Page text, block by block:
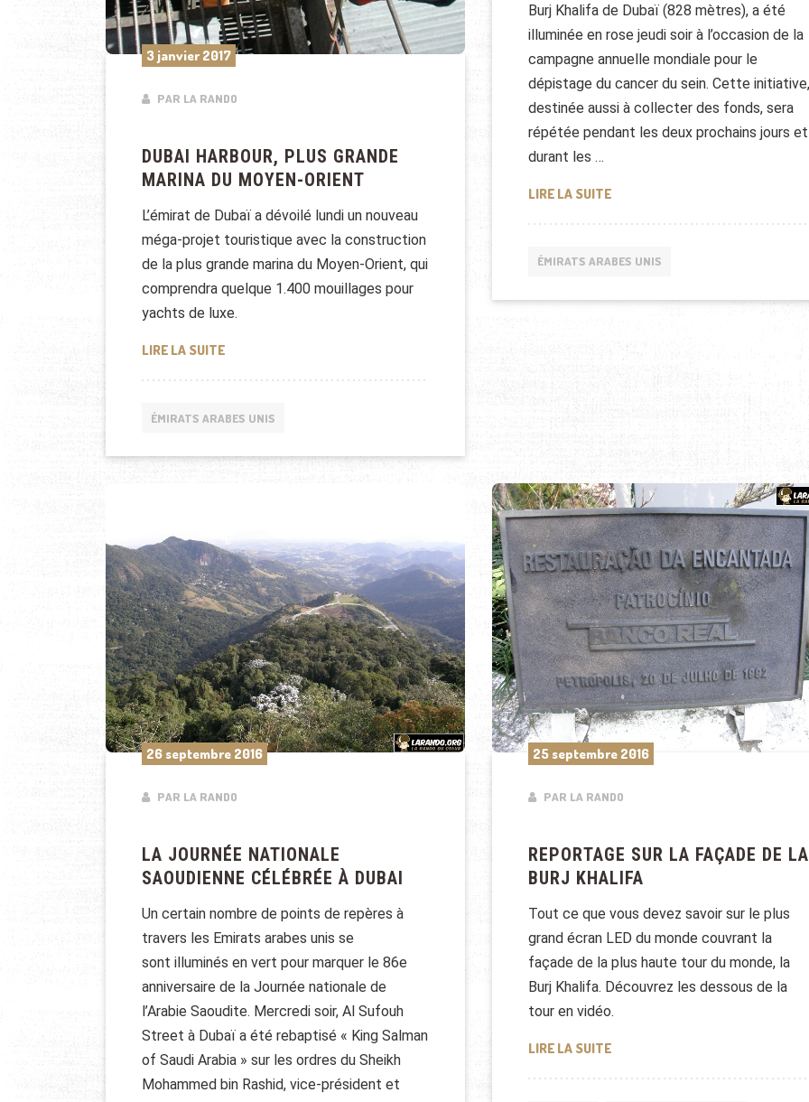
3 janvier 2017
PAR LA RANDO
DUBAI HARBOUR, PLUS GRANDE
MARINA DU MOYEN-ORIENT
L’émirat de Dubaï a dévoilé lundi un nouveau
méga-projet touristique avec la construction
de la plus grande marina du Moyen-Orient, qui
comprendra quelque 1.400 mouillages pour
yachts de luxe.
LIRE LA SUITEDUBAI HARBOUR, PLUS GRANDE MARINA DU MOYEN-ORIENT
ÉMIRATS ARABES UNIS
Burj Khalifa de Dubaï (828 mètres), a été
illuminée en rose jeudi soir à l’occasion de la
campagne annuelle mondiale pour le
dépistage du cancer du sein. Cette initiative,
destinée aussi à collecter des fonds, sera
répétée pendant les deux prochains jours et
durant les …
LIRE LA SUITEBURJ KHALIFA ILLUMINÉE EN
ÉMIRATS ARABES UNIS
26 septembre 2016
PAR LA RANDO
LA JOURNÉE NATIONALE
SAOUDIENNE CÉLÉBRÉE À DUBAI
Un certain nombre de points de repères à
travers les Emirats arabes unis se
sont illuminés en vert pour marquer le 86e
anniversaire de la Journée nationale de
l’Arabie Saoudite. Mercredi soir, Al Sufouh
Street à Dubaï a été rebaptisé « King Salman
of Saudi Arabia » sur les ordres du Sheikh
Mohammed bin Rashid, vice-président et
25 septembre 2016
PAR LA RANDO
REPORTAGE SUR LA FAÇADE DE LA
BURJ KHALIFA
Tout ce que vous devez savoir sur le plus
grand écran LED du monde couvrant la
façade de la plus haute tour du monde, la
Burj Khalifa. Découvrez les dessous de la
tour en vidéo.
LIRE LA SUITEREPORTAGE SUR LA FAÇADE DE